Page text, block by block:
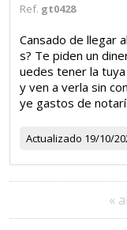
Ref. gt0428
Cansado de llegar
s? Te piden un
uedes tener la
y ven a verla sin
ye gastos de
Actualizado 19/10/
«